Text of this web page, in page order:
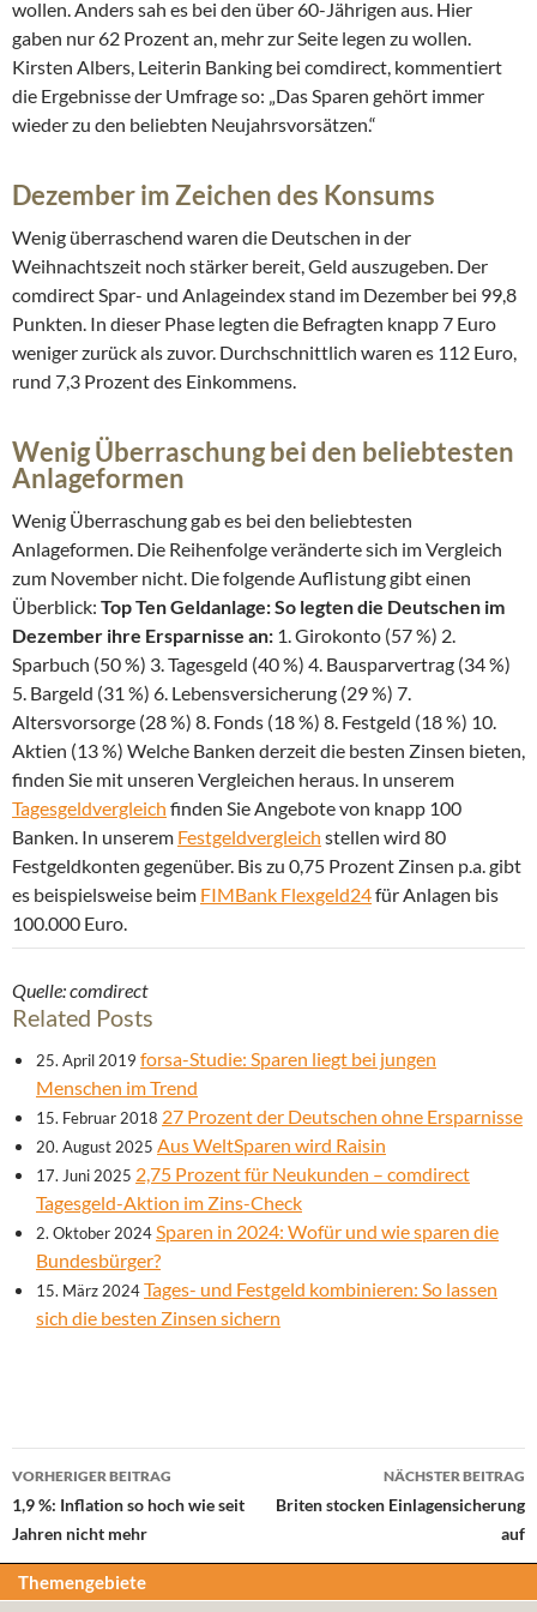
wollen. Anders sah es bei den über 60-Jährigen aus. Hier
gaben nur 62 Prozent an, mehr zur Seite legen zu wollen.
Kirsten Albers, Leiterin Banking bei comdirect, kommentiert
die Ergebnisse der Umfrage so: „Das Sparen gehört immer
wieder zu den beliebten Neujahrsvorsätzen.“
Dezember im Zeichen des Konsums
Wenig überraschend waren die Deutschen in der
Weihnachtszeit noch stärker bereit, Geld auszugeben. Der
comdirect Spar- und Anlageindex stand im Dezember bei 99,8
Punkten. In dieser Phase legten die Befragten knapp 7 Euro
weniger zurück als zuvor. Durchschnittlich waren es 112 Euro,
rund 7,3 Prozent des Einkommens.
Wenig Überraschung bei den beliebtesten
Anlageformen
Wenig Überraschung gab es bei den beliebtesten
Anlageformen. Die Reihenfolge veränderte sich im Vergleich
zum November nicht. Die folgende Auflistung gibt einen
Überblick: Top Ten Geldanlage: So legten die Deutschen im
Dezember ihre Ersparnisse an: 1. Girokonto (57 %) 2.
Sparbuch (50 %) 3. Tagesgeld (40 %) 4. Bausparvertrag (34 %)
5. Bargeld (31 %) 6. Lebensversicherung (29 %) 7.
Altersvorsorge (28 %) 8. Fonds (18 %) 8. Festgeld (18 %) 10.
Aktien (13 %) Welche Banken derzeit die besten Zinsen bieten,
finden Sie mit unseren Vergleichen heraus. In unserem
Tagesgeldvergleich finden Sie Angebote von knapp 100
Banken. In unserem Festgeldvergleich stellen wird 80
Festgeldkonten gegenüber. Bis zu 0,75 Prozent Zinsen p.a. gibt
es beispielsweise beim FIMBank Flexgeld24für Anlagen bis
100.000 Euro.
Quelle: comdirect
Related Posts
25. April 2019 forsa-Studie: Sparen liegt bei jungen
Menschen im Trend
15. Februar 2018 27 Prozent der Deutschen ohne Ersparnisse
20. August 2025 Aus WeltSparen wird Raisin
17. Juni 2025 2,75 Prozent für Neukunden – comdirect
Tagesgeld-Aktion im Zins-Check
2. Oktober 2024Sparen in 2024: Wofür und wie sparen die
Bundesbürger?
15. März 2024Tages- und Festgeld kombinieren: So lassen
sich die besten Zinsen sichern
Beitrags-
Navigation
VORHERIGER BEITRAG
1,9 %: Inflation so hoch wie seit
Jahren nicht mehr
NÄCHSTER BEITRAG
Briten stocken Einlagensicherung
auf
Themengebiete